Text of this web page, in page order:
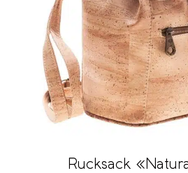
Rucksack